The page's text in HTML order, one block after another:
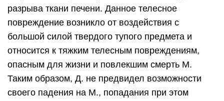
разрыва ткани печени. Данное телесное
повреждение возникло от воздействия с
большой силой твердого тупого предмета и
относится к тяжким телесным повреждениям,
опасным для жизни и повлекшим смерть М.
Таким образом, Д. не предвидел возможности
своего падения на М., попадания при этом